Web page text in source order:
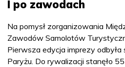
I po zawodach
Na pomysł zorganizowania
Zawodów Samolotów
Pierwsza edycja imprezy
Paryżu. Do rywalizacji stanęło